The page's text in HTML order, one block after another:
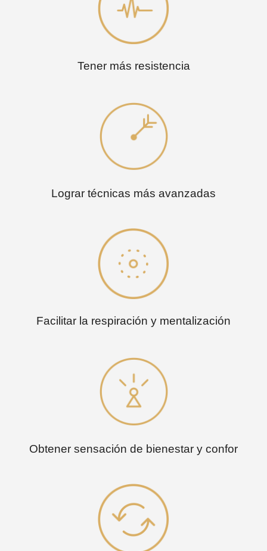
Tener más resistencia
Lograr técnicas más avanzadas
Facilitar la respiración y mentalización
Obtener sensación de bienestar y confor